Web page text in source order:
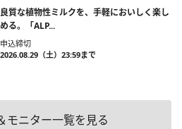
良質な植物性ミルクを、手軽においしく楽し
める。「ALP...
申込締切
2026.08.29（土）23:59まで
モニター一覧を見る